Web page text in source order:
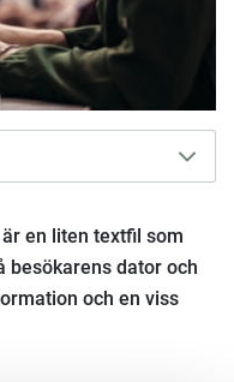
en liten textfil som
besökarens dator och
och en viss